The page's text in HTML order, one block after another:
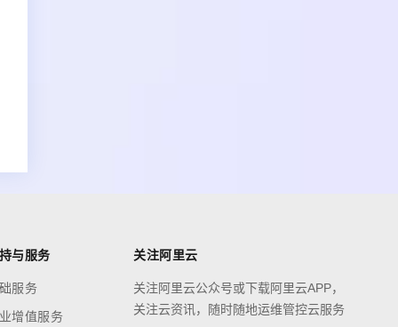
与服务
服务
增值服务
关注阿里云
关注阿里云公众号或下载阿里云APP，
关注云资讯，随时随地运维管控云服务